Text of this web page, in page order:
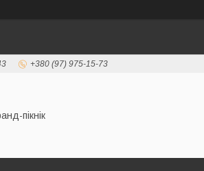
+380 (97) 975-15-73
пікнік